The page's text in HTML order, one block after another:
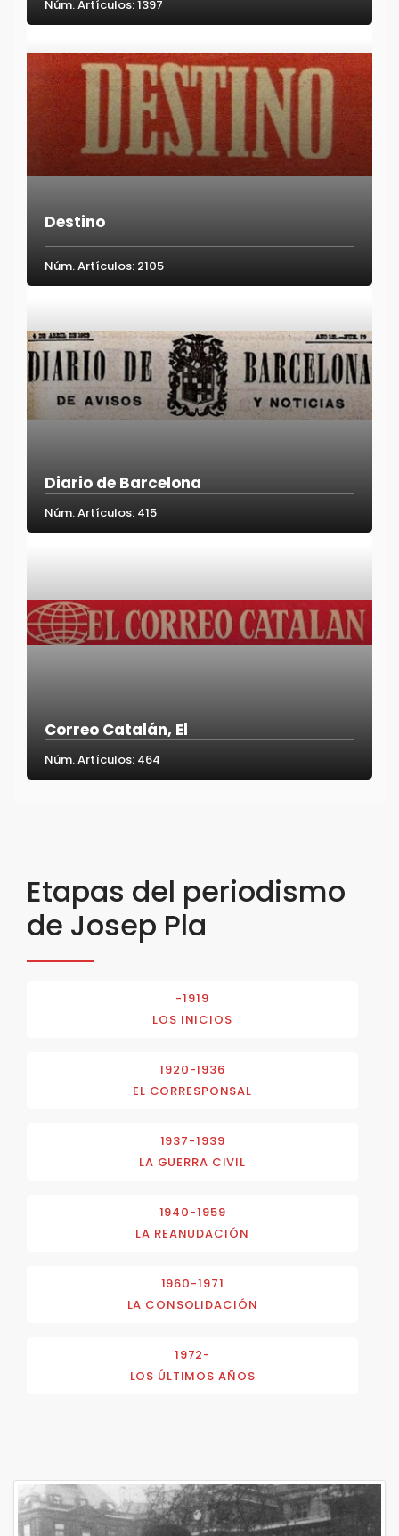
Núm. Artículos: 1397
Destino
Núm. Artículos: 2105
Diario de Barcelona
Núm. Artículos: 415
Correo Catalán, El
Núm. Artículos: 464
Etapas del periodismo
de Josep Pla
-1919
LOS INICIOS
1920-1936
EL CORRESPONSAL
1937-1939
LA GUERRA CIVIL
1940-1959
LA REANUDACIÓN
1960-1971
LA CONSOLIDACIÓN
1972-
LOS ÚLTIMOS AÑOS